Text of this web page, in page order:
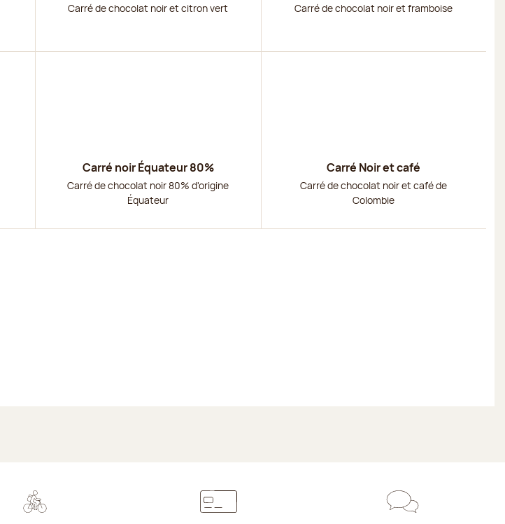
Carré de chocolat noir et citron vert Carré de chocolat noir et framboise
Carré noir Équateur 80%
Carré de chocolat noir 80% d'origine
Équateur
Carré Noir et café
Carré de chocolat noir et café de
Colombie